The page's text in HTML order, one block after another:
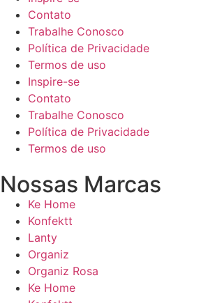
Contato
Trabalhe Conosco
Política de Privacidade
Termos de uso
Inspire-se
Contato
Trabalhe Conosco
Política de Privacidade
Termos de uso
Nossas Marcas
Ke Home
Konfektt
Lanty
Organiz
Organiz Rosa
Ke Home